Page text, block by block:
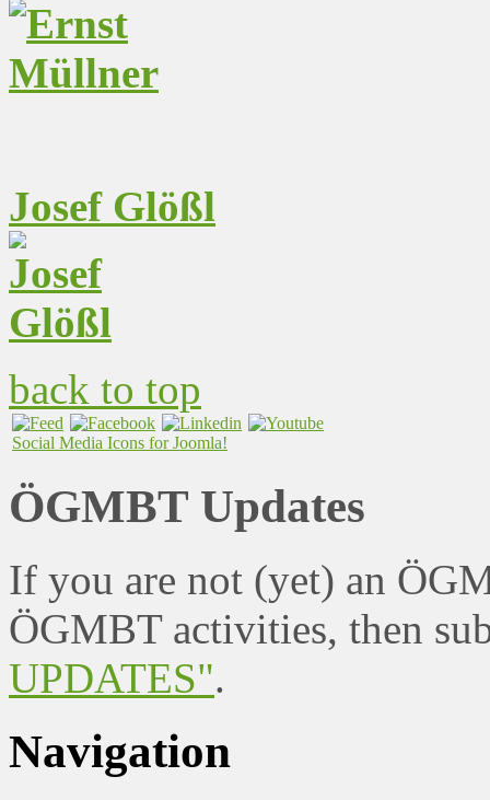
Josef Glößl
back to top
Social Media Icons for Joomla!
ÖGMBT Updates
If you are not (yet) an
ÖGMBT activities, then
UPDATES".
Navigation